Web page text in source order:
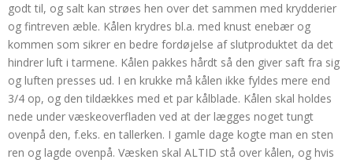
godt til, og salt kan strøes hen over det sammen med krydderier
og fintreven æble. Kålen krydres bl.a. med knust enebær og
kommen som sikrer en bedre fordøjelse af slutproduktet da det
hindrer luft i tarmene. Kålen pakkes hårdt så den giver saft fra sig
og luften presses ud. I en krukke må kålen ikke fyldes mere end
3/4 op, og den tildækkes med et par kålblade. Kålen skal holdes
nede under væskeoverfladen ved at der lægges noget tungt
ovenpå den, f.eks. en tallerken. I gamle dage kogte man en sten
ren og lagde ovenpå. Væsken skal ALTID stå over kålen, og hvis